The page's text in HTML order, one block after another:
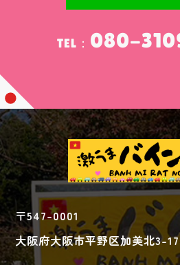
TEL： 080-
〒547-0001
大阪府大阪市平野区加美北3-